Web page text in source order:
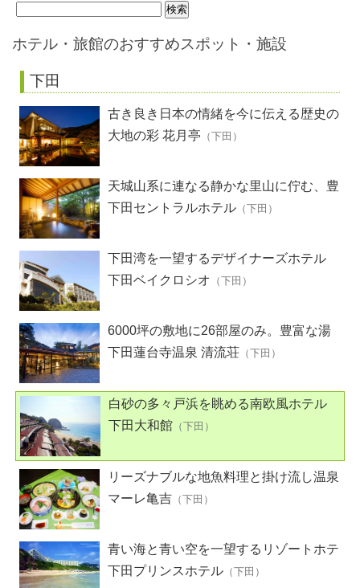
ホテル・旅館のおすすめスポット・施設
下田
古き良き日本の情緒を今に伝える歴史の
散歩道
大地の彩 花月亭 （下田）
天城山系に連なる静かな里山に佇む、豊
富な湯量を誇る温泉宿
下田セントラルホテル （下田）
下田湾を一望するデザイナーズホテル
下田ベイクロシオ （下田）
6000坪の敷地に26部屋のみ。豊富な湯
量の温泉をもつ歴史ある旅館
下田蓮台寺温泉 清流荘 （下田）
白砂の多々戸浜を眺める南欧風ホテル
下田大和館 （下田）
リーズナブルな地魚料理と掛け流し温泉
の宿
マーレ亀吉 （下田）
青い海と青い空を一望するリゾートホテ
ル
下田プリンスホテル （下田）